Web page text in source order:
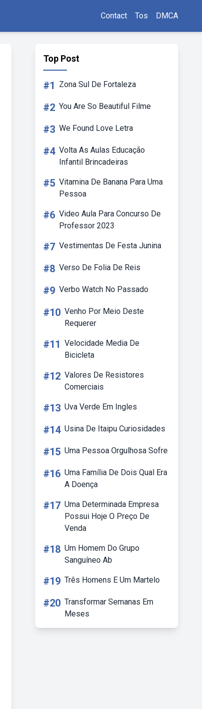
Contact Tos DMCA
Top Post
#1 Zona Sul De Fortaleza
#2 You Are So Beautiful Filme
#3 We Found Love Letra
#4 Volta As Aulas Educação
Infantil Brincadeiras
#5 Vitamina De Banana Para Uma
Pessoa
#6 Video Aula Para Concurso De
Professor 2023
#7 Vestimentas De Festa Junina
#8 Verso De Folia De Reis
#9 Verbo Watch No Passado
#10 Venho Por Meio Deste
Requerer
#11 Velocidade Media De
Bicicleta
#12 Valores De Resistores
Comerciais
#13 Uva Verde Em Ingles
#14 Usina De Itaipu Curiosidades
#15 Uma Pessoa Orgulhosa Sofre
#16 Uma Família De Dois Qual Era
A Doença
#17 Uma Determinada Empresa
Possui Hoje O Preço De
Venda
#18 Um Homem Do Grupo
Sanguíneo Ab
#19 Três Homens E Um Martelo
#20 Transformar Semanas Em
Meses